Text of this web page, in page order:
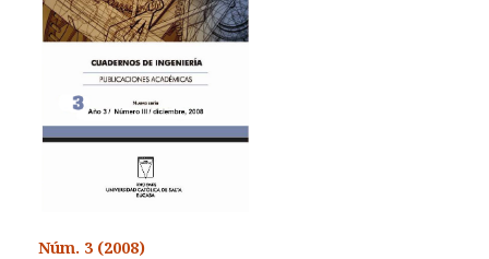
Núm. 3 (2008)